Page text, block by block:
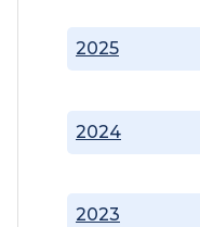
2023
2024
2025